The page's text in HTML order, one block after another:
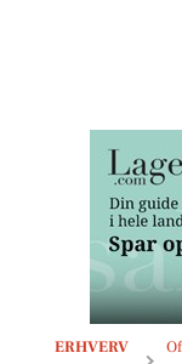
ERHVERV
Erritsø